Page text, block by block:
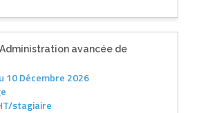
Administration avancée de
10 Décembre 2026
stagiaire